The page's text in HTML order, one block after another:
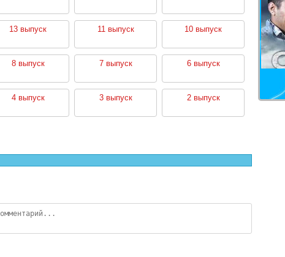
13 выпуск 11 выпуск 10 выпуск
8 выпуск 7 выпуск 6 выпуск
4 выпуск 3 выпуск 2 выпуск